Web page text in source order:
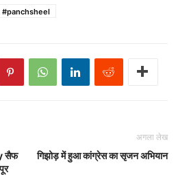
#panchsheel
सैफ
अगला लेख
गिझोड़ में हुआ कांग्रेस का सृजन अभियान